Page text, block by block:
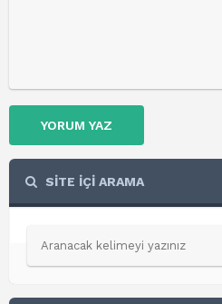
YORUM YAZ
SİTE İÇİ ARAMA